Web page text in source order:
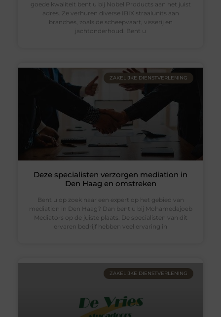
goede kwaliteit bent u bij Nobel Products aan het juist
adres. Ze verhuren diverse IBIX straalunits aan
branches, zoals de scheepvaart, visserij en
jachtonderhoud. Bent u
ZAKELIJKE DIENSTVERLENING
Deze specialisten verzorgen mediation in
Den Haag en omstreken
Bent u op zoek naar een expert op het gebied van
mediation in Den Haag? Dan bent u bij Mohamedajoeb
Mediators op de juiste plaats. De specialisten van dit
ervaren bedrijf hebben veel ervaring in
ZAKELIJKE DIENSTVERLENING